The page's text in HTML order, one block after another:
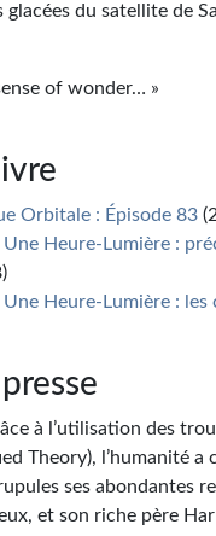
glacées du satellite de
of wonder… »
Orbitale : Épisode 83
Une Heure-Lumière :
Une Heure-Lumière :
à l’utilisation des
Theory), l’humanité a
ses abondantes
et son riche père